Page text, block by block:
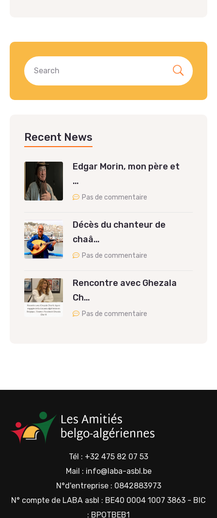
Recent News
Edgar Morin, mon père et
…
Pas de commentaire
Décès du chanteur de
chaâ…
Pas de commentaire
Rencontre avec Ghezala
Ch…
Pas de commentaire
Tél : +32 475 82 07 53
Mail : info@laba-asbl.be
N°d'entreprise : 0842883973
N° compte de LABA asbl : BE40 0004 1007 3863 - BIC
: BPOTBEB1